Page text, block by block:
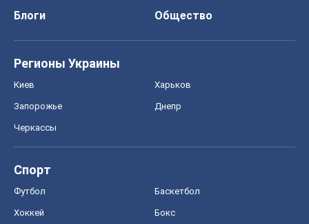
Блоги
Общество
Регионы Украины
Киев Харьков
Запорожье Днепр
Черкассы
Спорт
Футбол Баскетбол
Хоккей Бокс